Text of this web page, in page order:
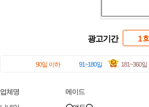
광고기간 1
90일 이하 91~180일 181~360일
업체명
메이드